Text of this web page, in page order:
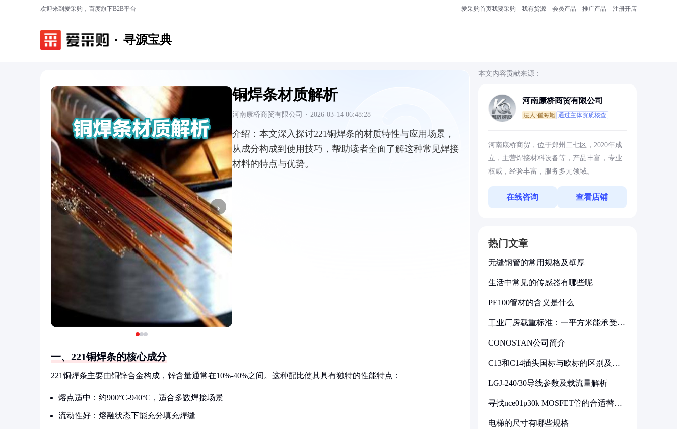
欢迎来到爱采购，百度旗下B2B平台 爱采购首页我要采购 我有货源 会员产品 推广产品 注册开店
寻源宝典
‹ ›
铜焊条材质解析
河南康桥商贸有限公司 · 2026-03-14 06:48:28
介绍： 本文深入探讨221铜焊条的材质特性与应用场景，
从成分构成到使用技巧，帮助读者全面了解这种常见焊接
材料的特点与优势。
一、221铜焊条的核心成分
221铜焊条主要由铜锌合金构成，锌含量通常在10%-40%之间。这种配比使其具有独特的性能特点：
熔点适中：约900°C-940°C，适合多数焊接场景
流动性好：熔融状态下能充分填充焊缝
本文内容贡献来源：
河南康桥商贸有限公司
法人:崔海旭 通过主体资质核查
河南康桥商贸，位于郑州二七区，2020年成
立，主营焊接材料设备等，产品丰富，专业
权威，经验丰富，服务多元领域。
在线咨询 查看店铺
热门文章
无缝钢管的常用规格及壁厚
生活中常见的传感器有哪些呢
PE100管材的含义是什么
工业厂房载重标准：一平方米能承受多
CONOSTAN公司简介
C13和C14插头国标与欧标的区别及其
LGJ-240/30导线参数及载流量解析
寻找nce01p30k MOSFET管的合适替代
电梯的尺寸有哪些规格